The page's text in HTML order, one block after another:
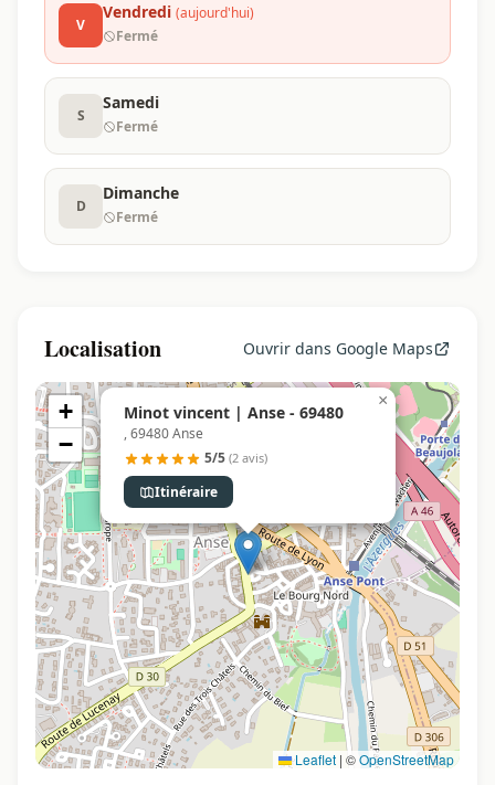
V
Vendredi (aujourd'hui)
Fermé
S
Samedi
Fermé
D
Dimanche
Fermé
Localisation Ouvrir dans Google Maps
Minot vincent | Anse - 69480
, 69480 Anse
5/5 (2 avis)
Itinéraire
×
+
−
Leaflet | ©OpenStreetMap